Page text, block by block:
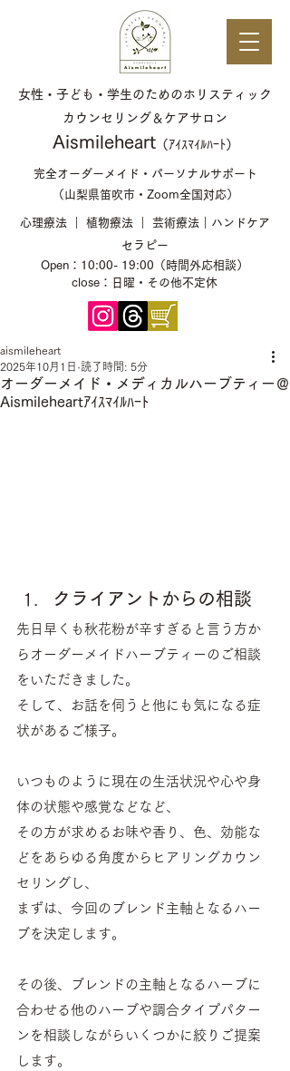
女性・子ども・学生のためのホリスティック
カウンセリング＆ケアサロン
​Aismileheart（ｱｲｽﾏｲﾙﾊｰﾄ）​​
Open：10:00- 19:00（時間外応相談）
close：日曜・その他不定休
心理療法 ｜ 植物療法 ｜ 芸術療法｜ハンドケア
セラピー
完全オーダーメイド・パーソナルサポート
（山梨県笛吹市・Zoom全国対応）
オーダーメイド・メディカルハーブティー＠
Aismileheartｱｲｽﾏｲﾙﾊｰﾄ
aismileheart
2025年10月1日 読了時間: 5分
クライアントからの相談
先日早くも秋花粉が辛すぎると言う方か
らオーダーメイドハーブティーのご相談
をいただきました。
そして、お話を伺うと他にも気になる症
状があるご様子。
いつものように現在の生活状況や心や身
体の状態や感覚などなど、
その方が求めるお味や香り、色、効能な
どをあらゆる角度からヒアリングカウン
セリングし、
まずは、今回のブレンド主軸となるハー
ブを決定します。
その後、ブレンドの主軸となるハーブに
合わせる他のハーブや調合タイプパター
ンを相談しながらいくつかに絞りご提案
します。